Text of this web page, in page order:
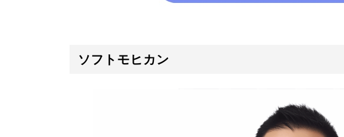
ソフトモヒカン